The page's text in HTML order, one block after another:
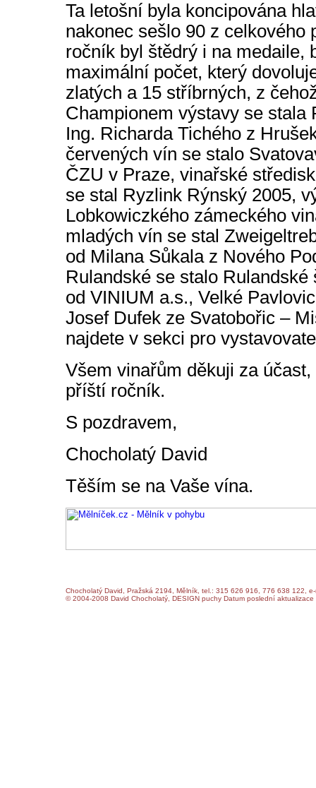
Ta letošní byla koncipována
nakonec sešlo 90 z celkového
ročník byl štědrý i na medaile,
maximální počet, který
zlatých a 15 stříbrných, z
Championem výstavy se stala
Ing. Richarda Tichého z
červených vín se stalo
ČZU v Praze, vinařské
se stal Ryzlink Rýnský 2005,
Lobkowiczkého zámeckého
mladých vín se stal
od Milana Sůkala z Nového
Rulandské se stalo
od VINIUM a.s., Velké
Josef Dufek ze Svatobořic –
najdete v sekci pro
Všem vinařům děkuji za
příští ročník.
S pozdravem,
Chocholatý David
Těším se na Vaše vína.
Chocholatý David, Pražská 2194, Mělník, tel.: 315 626 916, 776 638 122,
© 2004-2008 David Chocholatý, DESIGN puchy Datum poslední aktualizace